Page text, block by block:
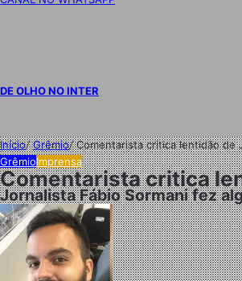
DE OLHO NO INTER
Início/Grêmio/Comentarista critica lentidão de
GrêmioImprensa
Comentarista critica
Jornalista Fábio Sormani fez